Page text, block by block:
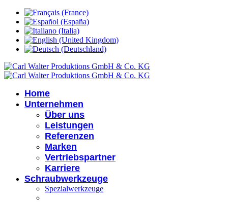
Home
Unternehmen
Über uns
Leistungen
Referenzen
Marken
Vertriebspartner
Karriere
Schraubwerkzeuge
Spezialwerkzeuge